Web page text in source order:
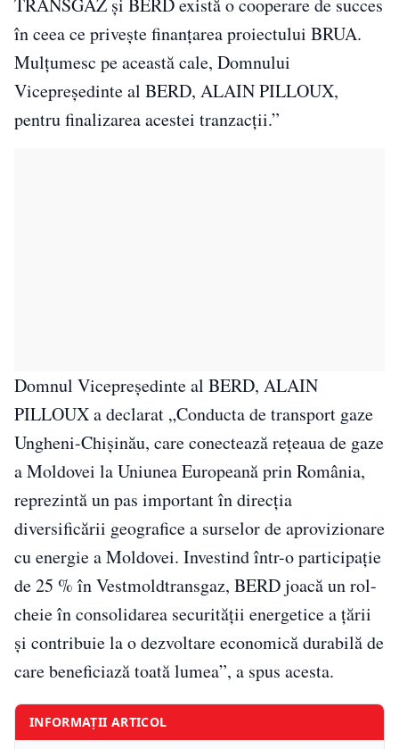
în ceea ce privește finanțarea proiectului BRUA.
Mulțumesc pe această cale, Domnului
Vicepreședinte al BERD, ALAIN PILLOUX,
pentru finalizarea acestei tranzacții.”
Domnul Vicepreședinte al BERD, ALAIN
PILLOUX a declarat „Conducta de transport gaze
Ungheni-Chișinău, care conectează rețeaua de gaze
a Moldovei la Uniunea Europeană prin România,
reprezintă un pas important în direcția
diversificării geografice a surselor de aprovizionare
cu energie a Moldovei. Investind într-o participație
de 25 % în Vestmoldtransgaz, BERD joacă un rol-
cheie în consolidarea securității energetice a țării
și contribuie la o dezvoltare economică durabilă de
care beneficiază toată lumea”, a spus acesta.
INFORMAȚII ARTICOL